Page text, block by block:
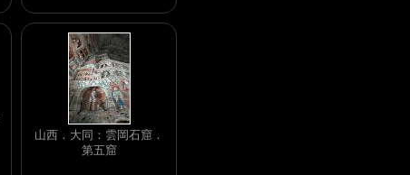
山西．大同：雲岡石窟．
第五窟